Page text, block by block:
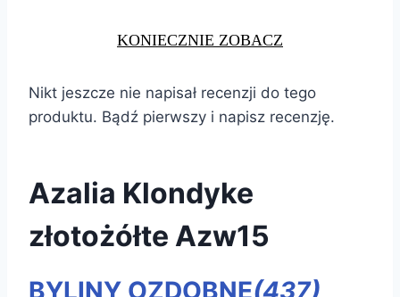
KONIECZNIE ZOBACZ
Nikt jeszcze nie napisał recenzji do tego
produktu. Bądź pierwszy i napisz recenzję.
Azalia Klondyke
złotożółte Azw15
BYLINY OZDOBNE(437)